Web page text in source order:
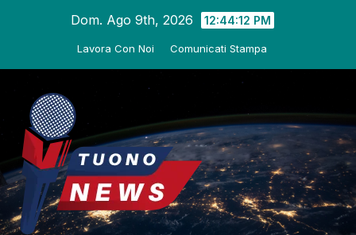
Dom. Ago 9th, 2026 12:44:13 PM
Lavora Con Noi Comunicati Stampa